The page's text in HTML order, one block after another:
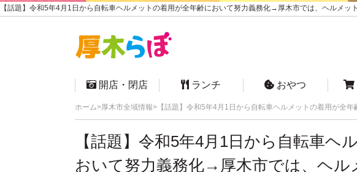
【話題】令和5年4月1日から自転車ヘルメットの着用が全年齢において努力義務化→厚木市では、ヘルメ
開店・閉店 ランチ おやつ
ホーム 厚木市全域情報 【話題】令和5年4月1日から自転車ヘルメットの着用が全
【話題】令和5年4月1日から自転車ヘ
おいて努力義務化→厚木市では、ヘル